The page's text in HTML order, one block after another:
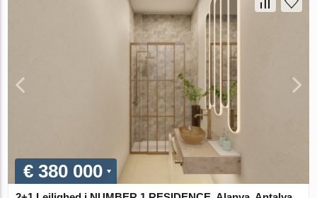
€ 380 000